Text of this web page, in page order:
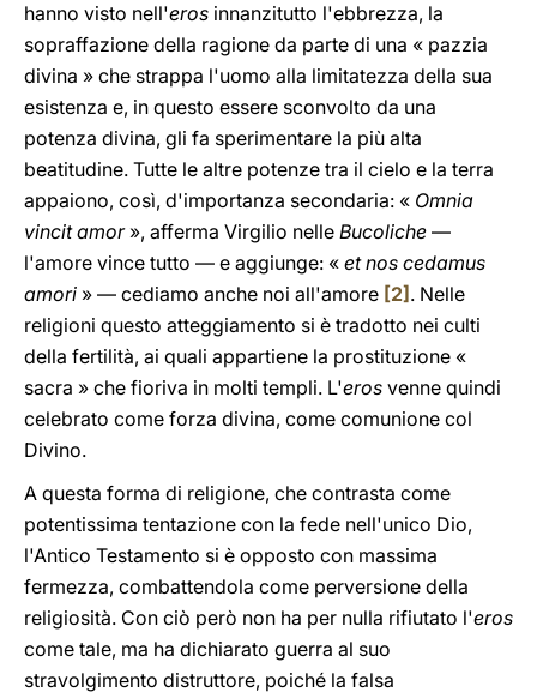
hanno visto nell'eros innanzitutto l'ebbrezza, la
sopraffazione della ragione da parte di una « pazzia
divina » che strappa l'uomo alla limitatezza della sua
esistenza e, in questo essere sconvolto da una
potenza divina, gli fa sperimentare la più alta
beatitudine. Tutte le altre potenze tra il cielo e la terra
appaiono, così, d'importanza secondaria: « Omnia
vincit amor», afferma Virgilio nelle Bucoliche —
l'amore vince tutto — e aggiunge: « et nos cedamus
amori » — cediamo anche noi all'amore [2] . Nelle
religioni questo atteggiamento si è tradotto nei culti
della fertilità, ai quali appartiene la prostituzione «
sacra » che fioriva in molti templi. L'eros venne quindi
celebrato come forza divina, come comunione col
Divino.
A questa forma di religione, che contrasta come
potentissima tentazione con la fede nell'unico Dio,
l'Antico Testamento si è opposto con massima
fermezza, combattendola come perversione della
religiosità. Con ciò però non ha per nulla rifiutato l'eros
come tale, ma ha dichiarato guerra al suo
stravolgimento distruttore, poiché la falsa